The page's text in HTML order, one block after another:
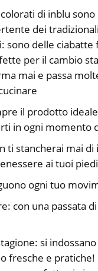
colorati di inblu
dei
sono delle ciabatte
per il cambio
mai e passa
il prodotto
in ogni momento
ti stancherai mai di
ai tuoi piedi
ogni tuo
con una passata
si
fresche e